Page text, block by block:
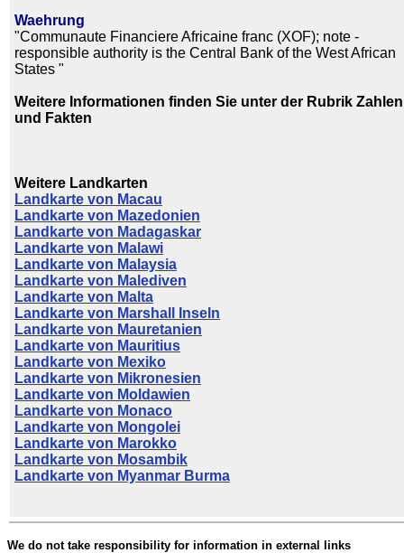
Waehrung
"Communaute Financiere Africaine franc (XOF); note -
responsible authority is the Central Bank of the West African
States "
Weitere Informationen finden Sie unter der Rubrik Zahlen
und Fakten
Weitere Landkarten
Landkarte von Macau
Landkarte von Mazedonien
Landkarte von Madagaskar
Landkarte von Malawi
Landkarte von Malaysia
Landkarte von Malediven
Landkarte von Malta
Landkarte von Marshall Inseln
Landkarte von Mauretanien
Landkarte von Mauritius
Landkarte von Mexiko
Landkarte von Mikronesien
Landkarte von Moldawien
Landkarte von Monaco
Landkarte von Mongolei
Landkarte von Marokko
Landkarte von Mosambik
Landkarte von Myanmar Burma
We do not take responsibility for information in external links